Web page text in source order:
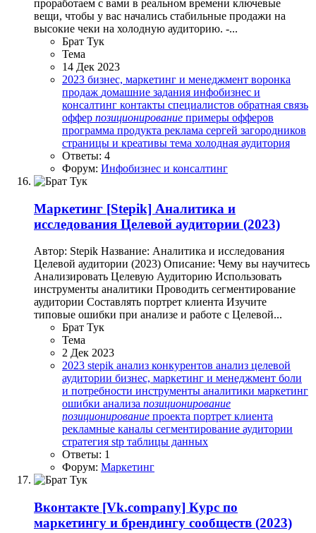
проработаем с вами в реальном времени ключевые
вещи, чтобы у вас начались стабильные продажи на
высокие чеки на холодную аудиторию. -...
Брат Тук
Тема
14 Дек 2023
2023 бизнес, маркетинг и менеджмент воронка
продаж домашние задания инфобизнес и
консалтинг контакты специалистов обратная связь
оффер позиционирование примеры офферов
программа продукта реклама сергей загородников
страницы и креативы тема холодная аудитория
Ответы: 4
Форум: Инфобизнес и консалтинг
Маркетинг [Stepik] Аналитика и
исследования Целевой аудитории (2023)
Автор: Stepik Название: Аналитика и исследования
Целевой аудитории (2023) Описание: Чему вы научитесь
Анализировать Целевую Аудиторию Использовать
инструменты аналитики Проводить сегментирование
аудитории Составлять портрет клиента Изучите
типовые ошибки при анализе и работе с Целевой...
Брат Тук
Тема
2 Дек 2023
2023 stepik анализ конкурентов анализ целевой
аудитории бизнес, маркетинг и менеджмент боли
и потребности инструменты аналитики маркетинг
ошибки анализа позиционирование
позиционирование проекта портрет клиента
рекламные каналы сегментирование аудитории
стратегия stp таблицы данных
Ответы: 1
Форум: Маркетинг
Вконтакте [Vk.company] Курс по
маркетингу и брендингу сообществ (2023)